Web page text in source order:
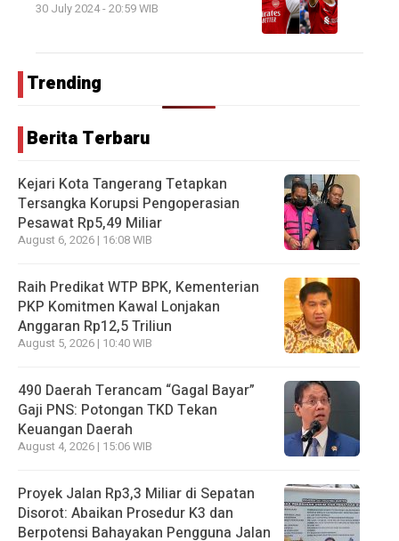
30 July 2024 - 20:59 WIB
Trending
Berita Terbaru
Kejari Kota Tangerang Tetapkan
Tersangka Korupsi Pengoperasian
Pesawat Rp5,49 Miliar
August 6, 2026 | 16:08 WIB
Raih Predikat WTP BPK, Kementerian
PKP Komitmen Kawal Lonjakan
Anggaran Rp12,5 Triliun
August 5, 2026 | 10:40 WIB
490 Daerah Terancam “Gagal Bayar”
Gaji PNS: Potongan TKD Tekan
Keuangan Daerah
August 4, 2026 | 15:06 WIB
Proyek Jalan Rp3,3 Miliar di Sepatan
Disorot: Abaikan Prosedur K3 dan
Berpotensi Bahayakan Pengguna Jalan